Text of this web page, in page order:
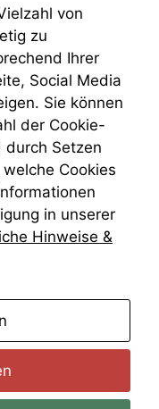
von
zu
Ihrer
Social Media
Sie können
der Cookie-
durch Setzen
Cookies
in unserer
Hinweise &